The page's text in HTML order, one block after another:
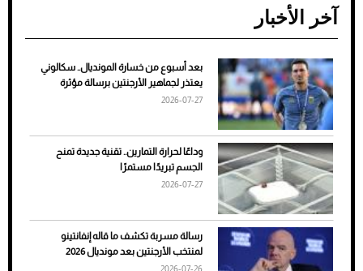
ضعف تبريد مكيف السيارة عند الوقوف.. أشهر
الأسباب والحلول
آخر الأخبار
بعد أسبوع من خسارة المونديال.. سكالوني
يعتذر لجماهير الأرجنتين برسالة مؤثرة
2026-07-27
وداعًا لحرارة التمارين.. تقنية جديدة تمنح
الجسم تبريدًا مستمرًا
2026-07-27
رسالة مسربة تكشف ما قاله إنفانتينو
لمنتخب الأرجنتين بعد مونديال 2026
2026-07-26